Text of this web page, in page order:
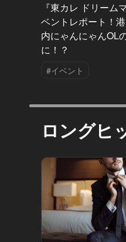
『東カレ ドリーム
ベントレポート！
内にゃんにゃんOL
に！？
#イベント
ロングヒ